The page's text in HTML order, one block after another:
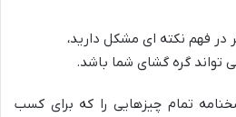
در فهم نکته ای مشکل دارید،
تواند گره گشای شما باشد.
تمام چیزهایی را که برای کسب